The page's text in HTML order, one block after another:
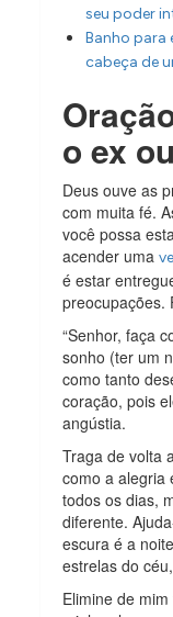
seu poder
Banho para
cabeça de
o ex
Deus ouve as
com muita fé.
você possa
acender uma
é estar
preocupações.
“Senhor, faça
sonho (ter um
como tanto
coração, pois
angústia.
Traga de volta
como a alegria
todos os dias,
diferente.
escura é a
estrelas do
Elimine de